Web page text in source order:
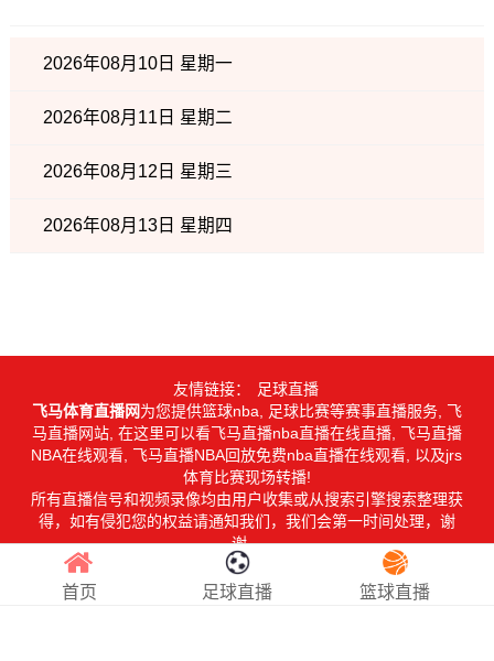
2026年08月10日 星期一
2026年08月11日 星期二
2026年08月12日 星期三
2026年08月13日 星期四
友情链接：
足球直播
飞马体育直播网为您提供篮球nba, 足球比赛等赛事直播服务, 飞
马直播网站, 在这里可以看飞马直播nba直播在线直播, 飞马直播
NBA在线观看, 飞马直播NBA回放免费nba直播在线观看, 以及jrs
体育比赛现场转播!
所有直播信号和视频录像均由用户收集或从搜索引擎搜索整理获
得，如有侵犯您的权益请通知我们，我们会第一时间处理，谢
谢。
Copyright © 2026
飞马体育直播网
. All Rights Reserved 版权所
有网站地图
首页 足球直播 篮球直播